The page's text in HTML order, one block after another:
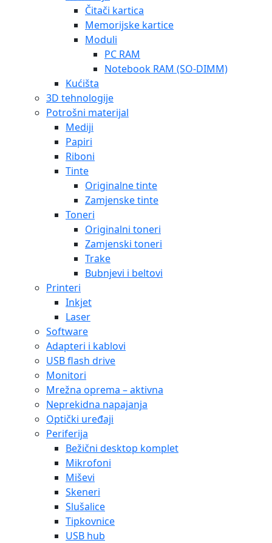
Čitači kartica
Memorijske kartice
Moduli
PC RAM
Notebook RAM (SO-DIMM)
Kućišta
3D tehnologije
Potrošni materijal
Mediji
Papiri
Riboni
Tinte
Originalne tinte
Zamjenske tinte
Toneri
Originalni toneri
Zamjenski toneri
Trake
Bubnjevi i beltovi
Printeri
Inkjet
Laser
Software
Adapteri i kablovi
USB flash drive
Monitori
Mrežna oprema – aktivna
Neprekidna napajanja
Optički uređaji
Periferija
Bežični desktop komplet
Mikrofoni
Miševi
Skeneri
Slušalice
Tipkovnice
USB hub